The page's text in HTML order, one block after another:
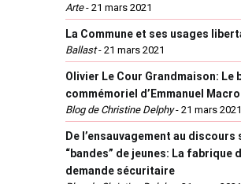
Arte- 21 mars 2021
La Commune et ses usages
Ballast- 21 mars 2021
Olivier Le Cour Grandmaison: Le
commémoriel d’Emmanuel
Blog de Christine Delphy- 21 mars 2021
De l’ensauvagement au discours
“bandes” de jeunes: La fabrique
demande sécuritaire